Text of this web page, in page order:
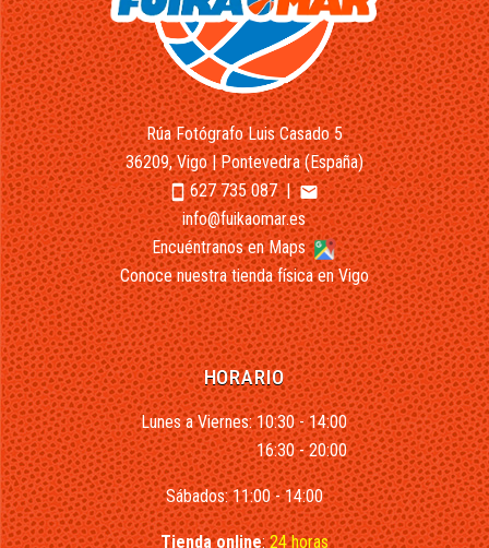
Rúa Fotógrafo Luis Casado 5
36209, Vigo | Pontevedra (España)
smartphone627 735 087|email
info@fuikaomar.es
Encuéntranos en Maps
Conoce nuestra tienda física en Vigo
HORARIO
Lunes a Viernes: 10:30 - 14:00
16:30 - 20:00
Sábados: 11:00 - 14:00
Tienda online:24 horas